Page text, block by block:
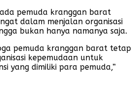
pemuda kranggan barat
dalam menjalan organisasi
bukan hanya namanya saja.
pemuda kranggan barat tetap
kepemudaan untuk
yang dimiliki para pemuda,”